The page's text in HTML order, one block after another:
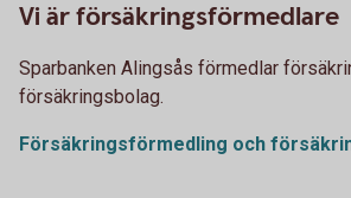
Vi är försäkringsförmedlare
Sparbanken Alingsås förmedlar
försäkringsbolag.
Försäkringsförmedling och